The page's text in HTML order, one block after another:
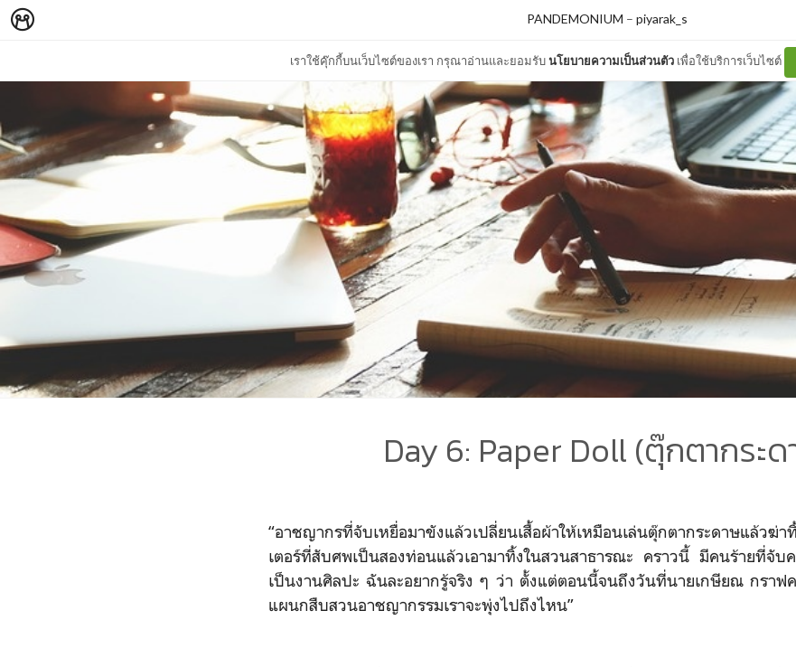
เราใช้คุ๊กกี้บนเว็บไซต์ของเรา กรุณาอ่านและยอมรับนโยบายความเป็นส่วนตัว เพื่อใช้บริการเว็บไซต์
PANDEMONIUM – piyarak_s
Day 6: Paper Doll (ตุ๊กตากระด
“อาชญากรที่จับเหยื่อมาขังแล้วเปลี่ยนเสื้อผ้าให้เหมือนเล่นตุ๊กตากระดาษแล้ว
เตอร์ที่สับศพเป็นสองท่อนแล้วเอามาทิ้งในสวนสาธารณะ คราวนี้ มีคนร้ายที่จับ
เป็นงานศิลปะ ฉันละอยากรู้จริง ๆ ว่า ตั้งแต่ตอนนี้จนถึงวันที่นายเกษียณ กราฟ
แผนกสืบสวนอาชญากรรมเราจะพุ่งไปถึงไหน”